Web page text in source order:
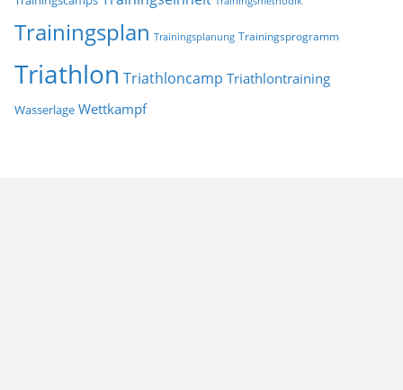
Trainingsplan Trainingsplanung Trainingsprogramm
Triathlon Triathloncamp Triathlontraining
Wasserlage Wettkampf